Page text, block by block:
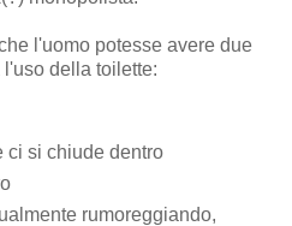
l'uomo potesse avere due
della toilette:
ci si chiude dentro
rumoreggiando,